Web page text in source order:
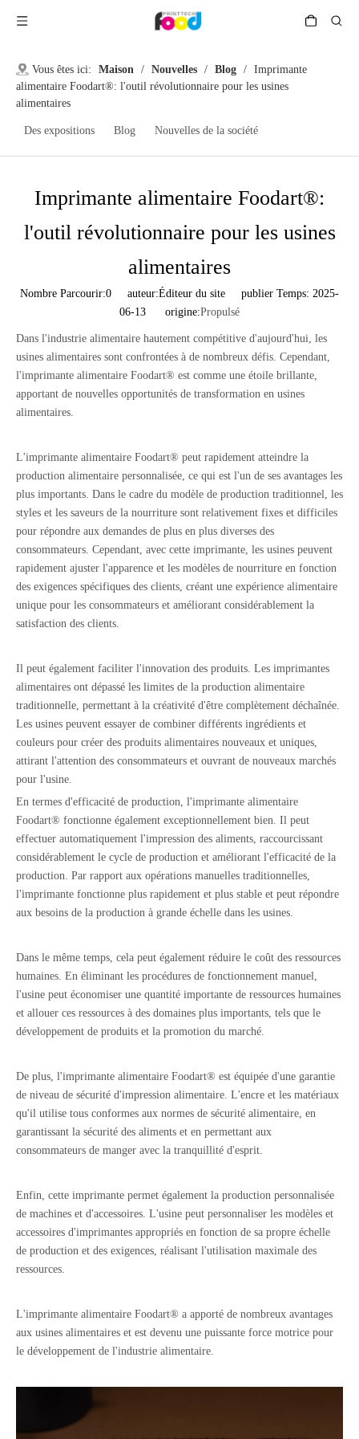
Vous êtes ici: Maison / Nouvelles / Blog / Imprimante
alimentaire Foodart®: l'outil révolutionnaire pour les usines
alimentaires
Des expositions Blog Nouvelles de la société
Imprimante alimentaire Foodart®:
l'outil révolutionnaire pour les usines
alimentaires
Nombre Parcourir:0 auteur:Éditeur du site publier Temps: 2025-
06-13 origine:Propulsé
Dans l'industrie alimentaire hautement compétitive d'aujourd'hui, les
usines alimentaires sont confrontées à de nombreux défis. Cependant,
l'imprimante alimentaire Foodart® est comme une étoile brillante,
apportant de nouvelles opportunités de transformation en usines
alimentaires.
L'imprimante alimentaire Foodart® peut rapidement atteindre la
production alimentaire personnalisée, ce qui est l'un de ses avantages les
plus importants. Dans le cadre du modèle de production traditionnel, les
styles et les saveurs de la nourriture sont relativement fixes et difficiles
pour répondre aux demandes de plus en plus diverses des
consommateurs. Cependant, avec cette imprimante, les usines peuvent
rapidement ajuster l'apparence et les modèles de nourriture en fonction
des exigences spécifiques des clients, créant une expérience alimentaire
unique pour les consommateurs et améliorant considérablement la
satisfaction des clients.
Il peut également faciliter l'innovation des produits. Les imprimantes
alimentaires ont dépassé les limites de la production alimentaire
traditionnelle, permettant à la créativité d'être complètement déchaînée.
Les usines peuvent essayer de combiner différents ingrédients et
couleurs pour créer des produits alimentaires nouveaux et uniques,
attirant l'attention des consommateurs et ouvrant de nouveaux marchés
pour l'usine.
En termes d'efficacité de production, l'imprimante alimentaire
Foodart® fonctionne également exceptionnellement bien. Il peut
effectuer automatiquement l'impression des aliments, raccourcissant
considérablement le cycle de production et améliorant l'efficacité de la
production. Par rapport aux opérations manuelles traditionnelles,
l'imprimante fonctionne plus rapidement et plus stable et peut répondre
aux besoins de la production à grande échelle dans les usines.
Dans le même temps, cela peut également réduire le coût des ressources
humaines. En éliminant les procédures de fonctionnement manuel,
l'usine peut économiser une quantité importante de ressources humaines
et allouer ces ressources à des domaines plus importants, tels que le
développement de produits et la promotion du marché.
De plus, l'imprimante alimentaire Foodart® est équipée d'une garantie
de niveau de sécurité d'impression alimentaire. L'encre et les matériaux
qu'il utilise tous conformes aux normes de sécurité alimentaire, en
garantissant la sécurité des aliments et en permettant aux
consommateurs de manger avec la tranquillité d'esprit.
Enfin, cette imprimante permet également la production personnalisée
de machines et d'accessoires. L'usine peut personnaliser les modèles et
accessoires d'imprimantes appropriés en fonction de sa propre échelle
de production et des exigences, réalisant l'utilisation maximale des
ressources.
L'imprimante alimentaire Foodart® a apporté de nombreux avantages
aux usines alimentaires et est devenu une puissante force motrice pour
le développement de l'industrie alimentaire.